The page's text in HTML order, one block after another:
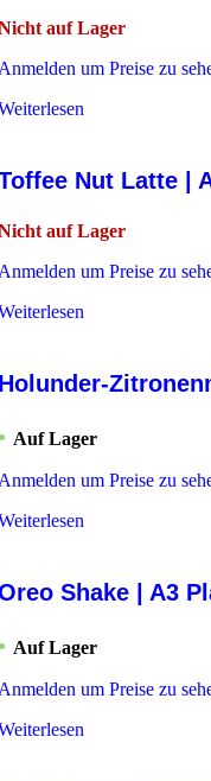
auf Lager
um Preise zu
Nut Latte |
auf Lager
um Preise zu
Auf Lager
um Preise zu
Shake | A3
Auf Lager
um Preise zu